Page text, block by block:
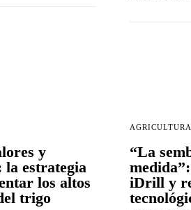
y
la estrategia
los altos
trigo
AGRICULTURA
“La
iDrill y